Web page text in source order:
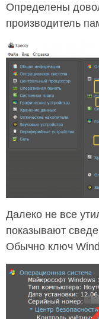
Определены
производитель
Далеко не все
показывают
Обычно ключ